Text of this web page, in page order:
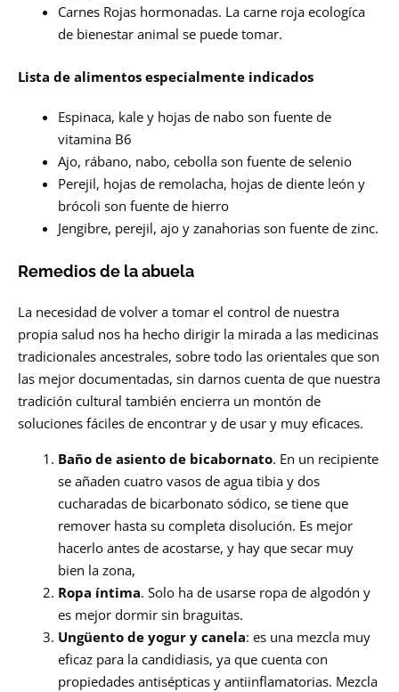
Carnes Rojas hormonadas. La carne roja ecologíca
de bienestar animal se puede tomar.
Lista de alimentos especialmente indicados
Espinaca, kale y hojas de nabo son fuente de
vitamina B6
Ajo, rábano, nabo, cebolla son fuente de selenio
Perejil, hojas de remolacha, hojas de diente león y
brócoli son fuente de hierro
Jengibre, perejil, ajo y zanahorias son fuente de zinc.
Remedios de la abuela
La necesidad de volver a tomar el control de nuestra
propia salud nos ha hecho dirigir la mirada a las medicinas
tradicionales ancestrales, sobre todo las orientales que son
las mejor documentadas, sin darnos cuenta de que nuestra
tradición cultural también encierra un montón de
soluciones fáciles de encontrar y de usar y muy eficaces.
Baño de asiento de bicabornato. En un recipiente
se añaden cuatro vasos de agua tibia y dos
cucharadas de bicarbonato sódico, se tiene que
remover hasta su completa disolución. Es mejor
hacerlo antes de acostarse, y hay que secar muy
bien la zona,
Ropa íntima. Solo ha de usarse ropa de algodón y
es mejor dormir sin braguitas.
Ungüento de yogur y canela: es una mezcla muy
eficaz para la candidiasis, ya que cuenta con
propiedades antisépticas y antiinflamatorias. Mezcla